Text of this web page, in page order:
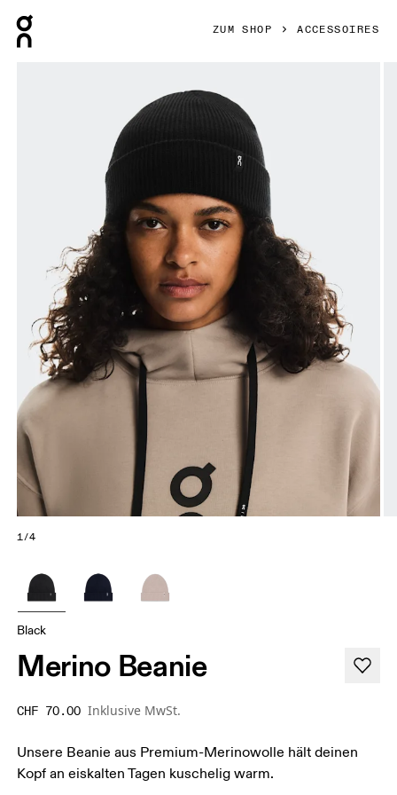
ZUM SHOP ACCESSOIRES
1/4
Black
Merino Beanie
CHF 70.00 Inklusive MwSt.
Unsere Beanie aus Premium-Merinowolle hält deinen
Kopf an eiskalten Tagen kuschelig warm.